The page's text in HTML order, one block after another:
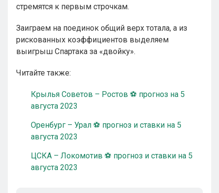
стремятся к первым строчкам.
Заиграем на поединок общий верх тотала, а из
рискованных коэффициентов выделяем
выигрыш Спартака за «двойку».
Читайте также:
Крылья Советов – Ростов ⚽ прогноз на 5
августа 2023
Оренбург – Урал ⚽ прогноз и ставки на 5
августа 2023
ЦСКА – Локомотив ⚽ прогноз и ставки на 5
августа 2023